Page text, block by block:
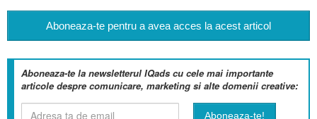
Aboneaza-te pentru a avea acces la acest articol
Aboneaza-te la newsletterul IQads cu cele mai importante
articole despre comunicare, marketing si alte domenii creative: